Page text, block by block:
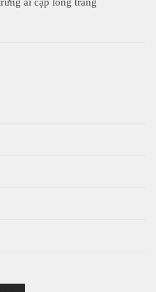
ai cập lông trắng